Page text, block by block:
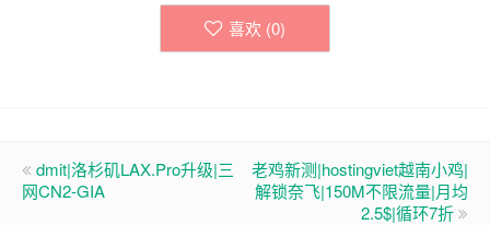
喜欢 (0)
dmit|洛杉矶LAX.Pro升级|三
网CN2-GIA
老鸡新测|hostingviet越南小鸡|
解锁奈飞|150M不限流量|月均
2.5$|循环7折